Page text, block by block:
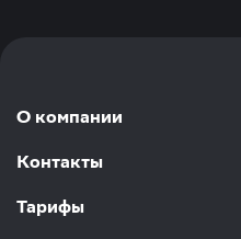
О компании
Контакты
Тарифы